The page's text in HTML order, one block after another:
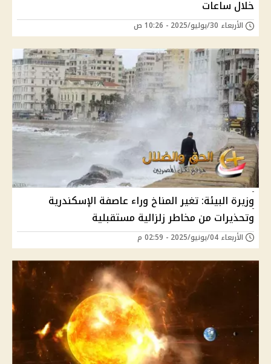
خلال ساعات
الأربعاء 30/يوليو/2025 - 10:26 ص
وزيرة البيئة: تغير المناخ وراء عاصفة الإسكندرية
وتحذيرات من مخاطر زلزالية مستقبلية
الأربعاء 04/يونيو/2025 - 02:59 م